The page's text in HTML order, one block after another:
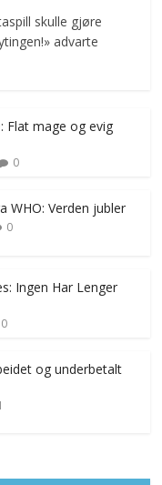
skulle gjøre
advarte
Flat mage og evig
0
WHO: Verden jubler
0
Ingen Har Lenger
0
og underbetalt